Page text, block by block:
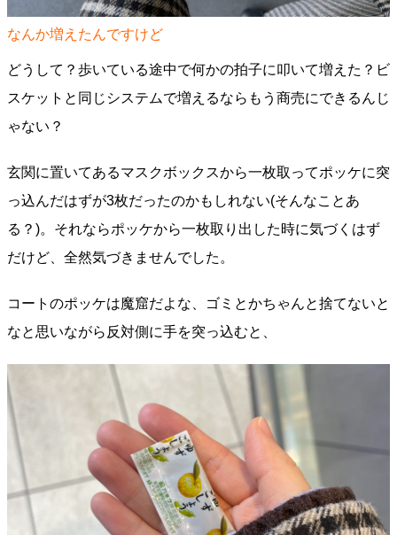
なんか増えたんですけど
どうして？歩いている途中で何かの拍子に叩いて増えた？ビ
スケットと同じシステムで増えるならもう商売にできるんじ
ゃない？
玄関に置いてあるマスクボックスから一枚取ってポッケに突
っ込んだはずが3枚だったのかもしれない(そんなことあ
る？)。それならポッケから一枚取り出した時に気づくはず
だけど、全然気づきませんでした。
コートのポッケは魔窟だよな、ゴミとかちゃんと捨てないと
なと思いながら反対側に手を突っ込むと、